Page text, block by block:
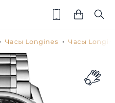
Часы Longines Часы